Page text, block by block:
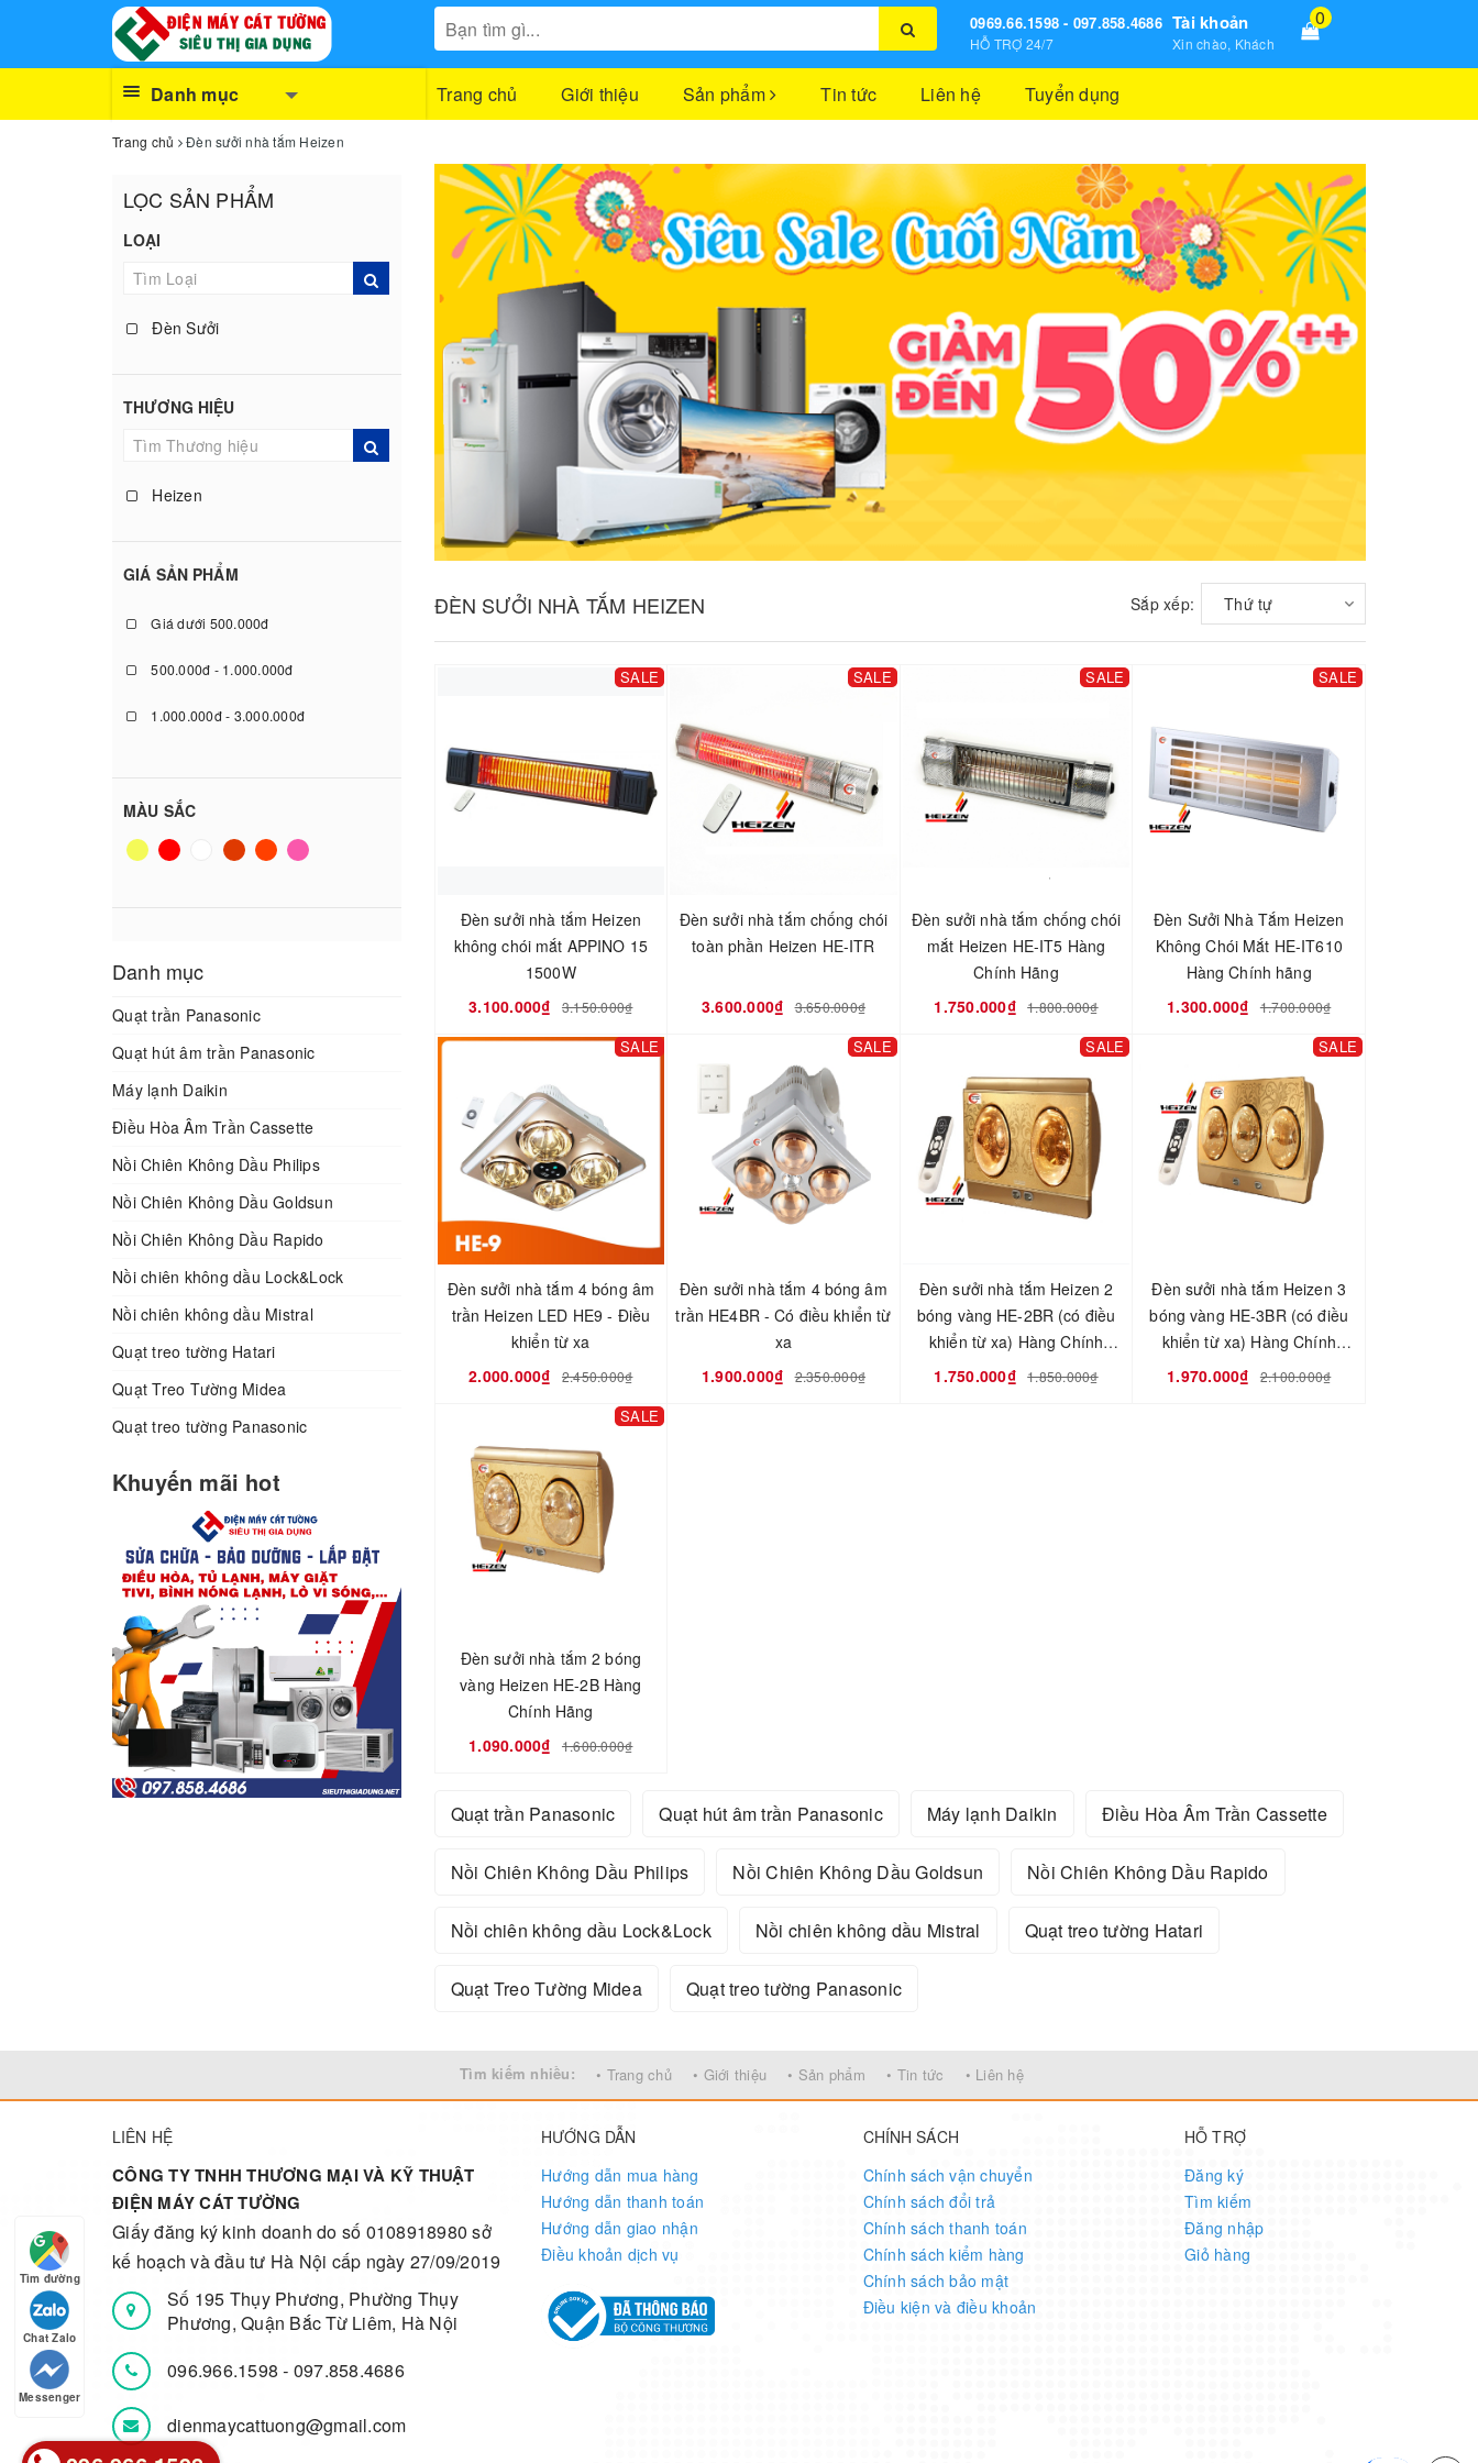
0969.66.1598 - 097.858.4686
HỖ TRỢ 24/7
Tài khoản
Xin chào, Khách
0
Danh mục Trang chủ Giới thiệu Sản phẩm Tin tức Liên hệ Tuyển dụng
Trang chủ Đèn sưởi nhà tắm Heizen
LỌC SẢN PHẨM
LOẠI
Đèn Sưởi
THƯƠNG HIỆU
Heizen
GIÁ SẢN PHẨM
Giá dưới 500.000đ
500.000đ - 1.000.000đ
1.000.000đ - 3.000.000đ
5.000.000đ - 10.000.000đ
Giá trên 10.000.000đ
MÀU SẮC
Danh mục
Quạt trần Panasonic
Quạt hút âm trần Panasonic
Máy lạnh Daikin
Điều Hòa Âm Trần Cassette
Nồi Chiên Không Dầu Philips
Nồi Chiên Không Dầu Goldsun
Nồi Chiên Không Dầu Rapido
Nồi chiên không dầu Lock&Lock
Nồi chiên không dầu Mistral
Quạt treo tường Hatari
Quạt Treo Tường Midea
Quạt treo tường Panasonic
Khuyến mãi hot
ĐÈN SƯỞI NHÀ TẮM HEIZEN Sắp xếp: Thứ tự
SALE
Đèn sưởi nhà tắm Heizen
không chói mắt APPINO 15
1500W
3.100.000₫
3.150.000₫
SALE
Đèn sưởi nhà tắm chống chói
toàn phần Heizen HE-ITR
3.600.000₫ 3.650.000₫
SALE
Đèn sưởi nhà tắm chống chói
mắt Heizen HE-IT5 Hàng
Chính Hãng
1.750.000₫ 1.800.000₫
SALE
Đèn Sưởi Nhà Tắm Heizen
Không Chói Mắt HE-IT610
Hàng Chính hãng
1.300.000₫
1.700.000₫
SALE
Đèn sưởi nhà tắm 4 bóng âm
trần Heizen LED HE9 - Điều
khiển từ xa
2.000.000₫
2.450.000₫
SALE
Đèn sưởi nhà tắm 4 bóng âm
trần HE4BR - Có điều khiển từ
xa
1.900.000₫
2.350.000₫
SALE
Đèn sưởi nhà tắm Heizen 2
bóng vàng HE-2BR (có điều
khiển từ xa) Hàng Chính
Hãng
1.750.000₫ 1.850.000₫
SALE
Đèn sưởi nhà tắm Heizen 3
bóng vàng HE-3BR (có điều
khiển từ xa) Hàng Chính
Hãng
1.970.000₫ 2.100.000₫
SALE
Đèn sưởi nhà tắm 2 bóng
vàng Heizen HE-2B Hàng
Chính Hãng
1.090.000₫
1.600.000₫
Quạt trần Panasonic Quạt hút âm trần Panasonic Máy lạnh Daikin Điều Hòa Âm Trần Cassette
Nồi Chiên Không Dầu Philips Nồi Chiên Không Dầu Goldsun Nồi Chiên Không Dầu Rapido
Nồi chiên không dầu Lock&Lock Nồi chiên không dầu Mistral Quạt treo tường Hatari
Quạt Treo Tường Midea Quạt treo tường Panasonic
Tìm kiếm nhiều: • Trang chủ • Giới thiệu • Sản phẩm • Tin tức • Liên hệ
LIÊN HỆ
CÔNG TY TNHH THƯƠNG MẠI VÀ KỸ THUẬT
ĐIỆN MÁY CÁT TƯỜNG
Giấy đăng ký kinh doanh do số 0108918980 sở
kế hoạch và đầu tư Hà Nội cấp ngày 27/09/2019
Số 195 Thụy Phương, Phường Thụy
Phương, Quận Bắc Từ Liêm, Hà Nội
096.966.1598- 097.858.4686
dienmaycattuong@gmail.com
HƯỚNG DẪN
Hướng dẫn mua hàng
Hướng dẫn thanh toán
Hướng dẫn giao nhận
Điều khoản dịch vụ
CHÍNH SÁCH
Chính sách vận chuyển
Chính sách đổi trả
Chính sách thanh toán
Chính sách kiểm hàng
Chính sách bảo mật
Điều kiện và điều khoản
HỖ TRỢ
Đăng ký
Tìm kiếm
Đăng nhập
Giỏ hàng
Tìm đường
Chat Zalo
Messenger